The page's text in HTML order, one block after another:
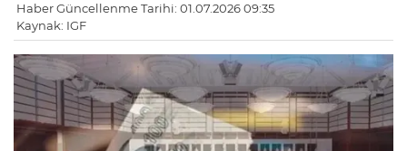
Haber Güncellenme Tarihi: 01.07.2026 09:35
Kaynak: IGF